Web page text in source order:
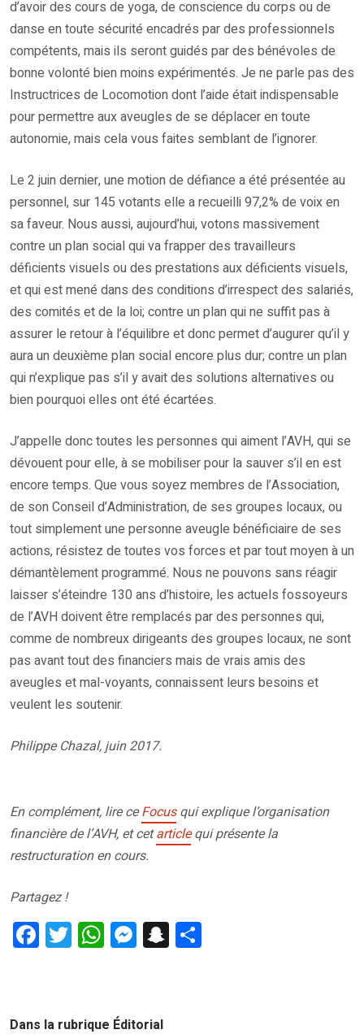
d’avoir des cours de yoga, de conscience du corps ou de
danse en toute sécurité encadrés par des professionnels
compétents, mais ils seront guidés par des bénévoles de
bonne volonté bien moins expérimentés. Je ne parle pas des
Instructrices de Locomotion dont l’aide était indispensable
pour permettre aux aveugles de se déplacer en toute
autonomie, mais cela vous faites semblant de l’ignorer.
Le 2 juin dernier, une motion de défiance a été présentée au
personnel, sur 145 votants elle a recueilli 97,2% de voix en
sa faveur. Nous aussi, aujourd’hui, votons massivement
contre un plan social qui va frapper des travailleurs
déficients visuels ou des prestations aux déficients visuels,
et qui est mené dans des conditions d’irrespect des salariés,
des comités et de la loi; contre un plan qui ne suffit pas à
assurer le retour à l’équilibre et donc permet d’augurer qu’il y
aura un deuxième plan social encore plus dur; contre un plan
qui n’explique pas s’il y avait des solutions alternatives ou
bien pourquoi elles ont été écartées.
J’appelle donc toutes les personnes qui aiment l’AVH, qui se
dévouent pour elle, à se mobiliser pour la sauver s’il en est
encore temps. Que vous soyez membres de l’Association,
de son Conseil d’Administration, de ses groupes locaux, ou
tout simplement une personne aveugle bénéficiaire de ses
actions, résistez de toutes vos forces et par tout moyen à un
démantèlement programmé. Nous ne pouvons sans réagir
laisser s’éteindre 130 ans d’histoire, les actuels fossoyeurs
de l’AVH doivent être remplacés par des personnes qui,
comme de nombreux dirigeants des groupes locaux, ne sont
pas avant tout des financiers mais de vrais amis des
aveugles et mal-voyants, connaissent leurs besoins et
veulent les soutenir.
Philippe Chazal, juin 2017.
En complément, lire ceFocusqui explique l’organisation
financière de l’AVH, et cetarticlequi présente la
restructuration en cours.
Partagez !
F
a
b
T
wi
er
W
h
s
M
es
n
S
n
Dans la rubrique Éditorial